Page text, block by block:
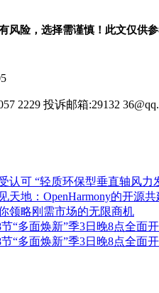
风险，选择需谨慎！此文仅供参
2229 投诉邮箱:29132
认可 “轻质环保型垂直轴风
天地：OpenHarmony的开源
领略刚需市场的无限商机
“多面焕新”季3日晚8点全面
“多面焕新”季3日晚8点全面